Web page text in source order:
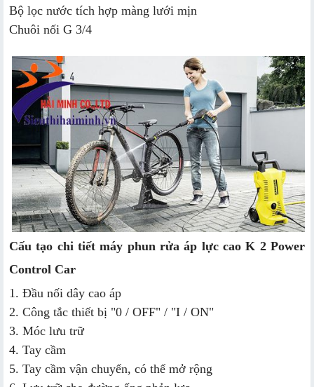
Bộ lọc nước tích hợp màng lưới mịn
Chuôi nối G 3/4
Cấu tạo chi tiết máy phun rửa áp lực cao K 2 Power
Control Car
1. Đầu nối dây cao áp
2. Công tắc thiết bị "0 / OFF" / "I / ON"
3. Móc lưu trữ
4. Tay cầm
5. Tay cầm vận chuyển, có thể mở rộng